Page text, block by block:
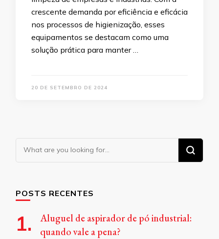
crescente demanda por eficiência e eficácia
nos processos de higienização, esses
equipamentos se destacam como uma
solução prática para manter …
20 DE SETEMBRO DE 2024
Looking
for
POSTS RECENTES
Aluguel de aspirador de pó industrial:
quando vale a pena?